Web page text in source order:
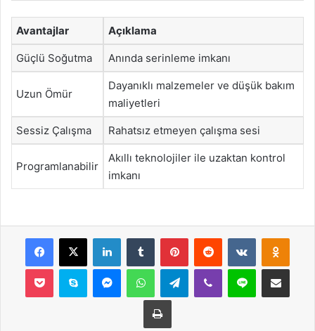
Avantajlar Açıklama
Güçlü Soğutma Anında serinleme imkanı
Uzun Ömür
Dayanıklı malzemeler ve düşük bakım
maliyetleri
Sessiz Çalışma Rahatsız etmeyen çalışma sesi
Programlanabilir
Akıllı teknolojiler ile uzaktan kontrol
imkanı
Facebook
X LinkedInTumblr PinterestReddit VKontakte
Pocket Skype MessengerWhatsAppTelegramViber Line E-Posta ile
Yazdır